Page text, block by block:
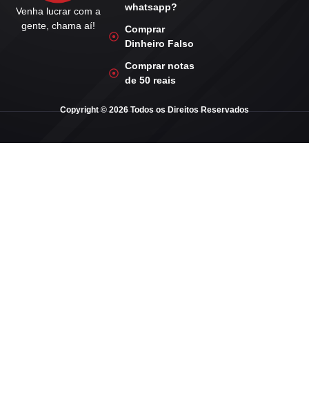
Venha lucrar com a
gente, chama aí!
whatsapp?
Comprar
Dinheiro Falso
Comprar notas
de 50 reais
Copyright © 2026 Todos os Direitos Reservados